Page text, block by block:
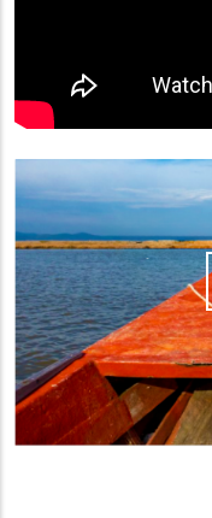
(image)